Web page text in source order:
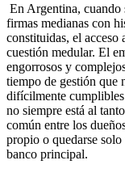
En Argentina, cuando
firmas medianas con
constituidas, el acceso
cuestión medular. El
engorrosos y
tiempo de gestión que
difícilmente
no siempre está al
común entre los
propio o quedarse
banco principal.